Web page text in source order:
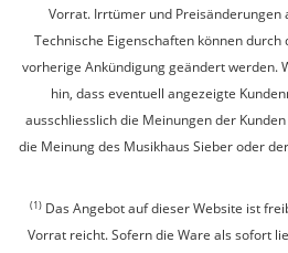
Vorrat. Irrtümer und Preisänderungen
Technische Eigenschaften können
vorherige Ankündigung geändert werden.
hin, dass eventuell angezeigte
ausschliesslich die Meinungen der
die Meinung des Musikhaus Sieber oder
(1) Das Angebot auf dieser Website ist
Vorrat reicht. Sofern die Ware als sofort